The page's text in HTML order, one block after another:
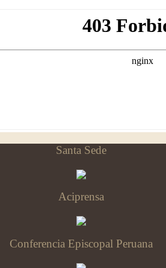
Santa Sede
Aciprensa
Conferencia Episcopal Peruana